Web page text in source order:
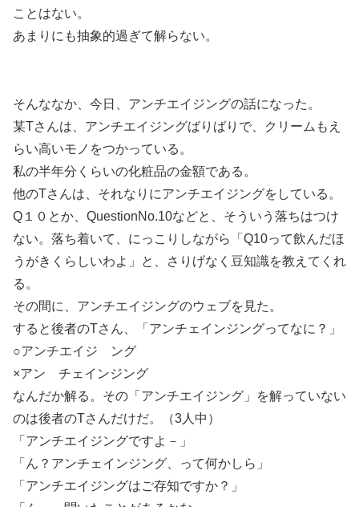
ことはない。
あまりにも抽象的過ぎて解らない。
そんななか、今日、アンチエイジングの話になった。
某Tさんは、アンチエイジングばりばりで、クリームもえ
らい高いモノをつかっている。
私の半年分くらいの化粧品の金額である。
他のTさんは、それなりにアンチエイジングをしている。
Q１０とか、QuestionNo.10などと、そういう落ちはつけ
ない。落ち着いて、にっこりしながら「Q10って飲んだほ
うがきくらしいわよ」と、さりげなく豆知識を教えてくれ
る。
その間に、アンチエイジングのウェブを見た。
すると後者のTさん、「アンチェインジングってなに？」
○アンチエイジ ング
×アン チェインジング
なんだか解る。その「アンチエイジング」を解っていない
のは後者のTさんだけだ。（3人中）
「アンチエイジングですよ－」
「ん？アンチェインジング、って何かしら」
「アンチエイジングはご存知ですか？」